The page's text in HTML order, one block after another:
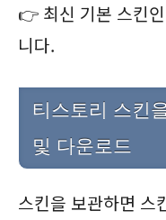
👉 최신 기본 스킨인
니다.
티스토리 스킨
및 다운로드
스킨을 보관하면 스